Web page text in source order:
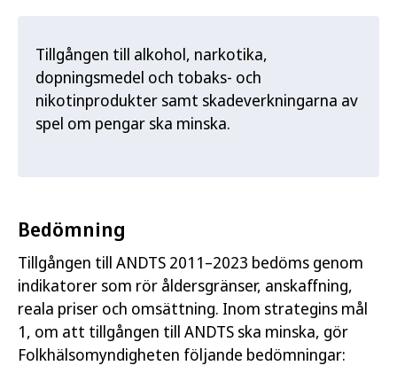
Tillgången till alkohol, narkotika,
dopningsmedel och tobaks- och
nikotinprodukter samt skadeverkningarna av
spel om pengar ska minska.
Bedömning
Tillgången till ANDTS 2011–2023 bedöms genom
indikatorer som rör åldersgränser, anskaffning,
reala priser och omsättning. Inom strategins mål
1, om att tillgången till ANDTS ska minska, gör
Folkhälsomyndigheten följande bedömningar: